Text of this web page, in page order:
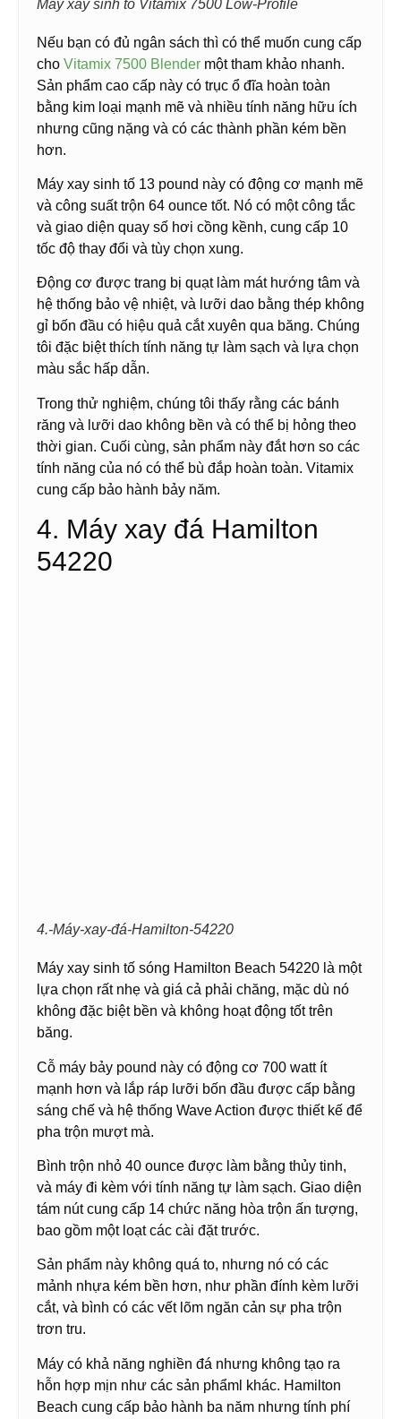
Máy xay sinh tố Vitamix 7500 Low-Profile
Nếu bạn có đủ ngân sách thì có thể muốn cung cấp
cho Vitamix 7500 Blender một tham khảo nhanh.
Sản phẩm cao cấp này có trục ổ đĩa hoàn toàn
bằng kim loại mạnh mẽ và nhiều tính năng hữu ích
nhưng cũng nặng và có các thành phần kém bền
hơn.
Máy xay sinh tố 13 pound này có động cơ mạnh mẽ
và công suất trộn 64 ounce tốt. Nó có một công tắc
và giao diện quay số hơi cồng kềnh, cung cấp 10
tốc độ thay đổi và tùy chọn xung.
Động cơ được trang bị quạt làm mát hướng tâm và
hệ thống bảo vệ nhiệt, và lưỡi dao bằng thép không
gỉ bốn đầu có hiệu quả cắt xuyên qua băng. Chúng
tôi đặc biệt thích tính năng tự làm sạch và lựa chọn
màu sắc hấp dẫn.
Trong thử nghiệm, chúng tôi thấy rằng các bánh
răng và lưỡi dao không bền và có thể bị hỏng theo
thời gian. Cuối cùng, sản phẩm này đắt hơn so các
tính năng của nó có thể bù đắp hoàn toàn. Vitamix
cung cấp bảo hành bảy năm.
4. Máy xay đá Hamilton
54220
4.-Máy-xay-đá-Hamilton-54220
Máy xay sinh tố sóng Hamilton Beach 54220 là một
lựa chọn rất nhẹ và giá cả phải chăng, mặc dù nó
không đặc biệt bền và không hoạt động tốt trên
băng.
Cỗ máy bảy pound này có động cơ 700 watt ít
mạnh hơn và lắp ráp lưỡi bốn đầu được cấp bằng
sáng chế và hệ thống Wave Action được thiết kế để
pha trộn mượt mà.
Bình trộn nhỏ 40 ounce được làm bằng thủy tinh,
và máy đi kèm với tính năng tự làm sạch. Giao diện
tám nút cung cấp 14 chức năng hòa trộn ấn tượng,
bao gồm một loạt các cài đặt trước.
Sản phẩm này không quá to, nhưng nó có các
mảnh nhựa kém bền hơn, như phần đính kèm lưỡi
cắt, và bình có các vết lõm ngăn cản sự pha trộn
trơn tru.
Máy có khả năng nghiền đá nhưng không tạo ra
hỗn hợp mịn như các sản phẩml khác. Hamilton
Beach cung cấp bảo hành ba năm nhưng tính phí